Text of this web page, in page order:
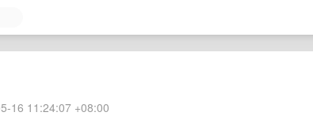
16 11:24:07 +08:00